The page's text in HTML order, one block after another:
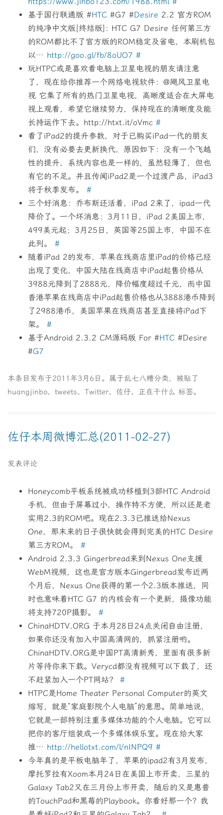
基于国行联通版 #HTC #G7 #Desire 2.2 官方ROM
的纯净中文版[终结版]: HTC G7 Desire 任何第三方
的ROM都比不了官方版的ROM稳定及省电，本刷机包
以… http://goo.gl/fb/8oUO7 #
玩HTPC或是喜欢看电脑上卫星电视的朋友请注意
了，现在给你推荐一个网络电视软件：@飓风卫星电
视 它集了所有的热门卫星电视，高晰度适合在大屏电
视上观看，希望它继续努力，保持现在的清晰度及能
长持运作下去。http://htxt.it/oVmc#
看了iPad2的提升参数，对于已购买iPad一代的朋友
们，没有必要去更新换代，原因如下：没有一个飞越
性的提升，系统内容也是一样的，虽然轻薄了，但也
有它的不足。并且传闻iPad2是一个过渡产品，iPad3
将于秋季发布。#
三个好消息：乔布斯还活着，iPad 2来了，ipad一代
降价了。一个坏消息：3月11日，iPad 2美国上市，
499美元起；3月25日，英国等25国上市，中国不在
此列。#
随着iPad 2的发布，苹果在线商店里iPad的价格已经
出现了变化，中国大陆在线商店中iPad起售价格从
3988元降到了2888元，降价幅度超过千元，而中国
香港苹果在线商店中iPad起售价格也从3888港币降到
了2988港币，美国苹果在线商店甚至直接将iPad下
架。#
基于Android 2.3.2 CM源码版 For #HTC #Desire
#G7
本条目发布于2011年3月6日 。属于乱七八糟分类，被贴了
huangjinbo、 tweets、 Twitter、 佐仔、 正在干什么 标签。
佐仔本周微博汇总(2011-02-27)
发表评论
Honeycomb平板系统被成功移植到3部HTC Android
手机，但由于屏幕过小，操作特不方便，所以还是老
实用2.3的ROM吧。现在2.3.3已推送给Nexus
One，那末来的日子很快就会得到完美的HTC Desire
第三方ROM。#
Android 2.3.3 Gingerbread来到Nexus One支援
WebM视频，这也是官方版本Gingerbread发布近两
个月后，Nexus One获得的第一个2.3版本推送，同
时也意味着HTC G7 的内核会有一个更新，摄像功能
将支持720P摄影。#
ChinaHDTV.ORG 于本月28日24点关闭自由注册，
如果你还没有加入中国高清网的，抓紧注册哟。
ChinaHDTV.ORG是中国PT高清新秀，里面有很多新
片等待你来下载。Verycd都没有视频可以下载了，还
不赶紧加入一个PT网站？#
HTPC是Home Theater Personal Computer的英文
缩写，就是“家庭影院个人电脑”的意思。简单地说，
它就是一部特别注重多媒体功能的个人电脑。它可以
把你的客厅组装成一个多媒体娱乐室。现在给大家
推… http://hellotxt.com/l/nINPQ9 #
今年真的是平板电脑年了，苹果的ipad2有3月发布，
摩托罗拉有Xoom本月24日在美国上市开卖，三星的
Galaxy Tab2又在三月份上市开卖，随后的又是惠普
的TouchPad和黑莓的Playbook。你看好那一个？我